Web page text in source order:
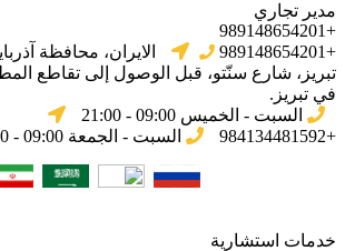
مدير تجاري
+989148654201
+989148654201
الایران، محافظة
تبریز، شارع سنّتو، قبل الوصول إلى تقاطع
في تبریز.
السبت - الخميس 09:00 - 21:00
+984134481592
السبت - الجمعة 09:00 - 17:00
خدمات استشارية